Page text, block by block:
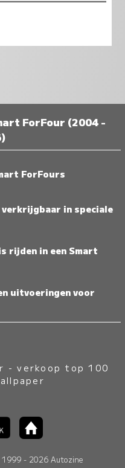
ForFour (2004 -
ForFours
in speciale
rijden in een Smart
uitvoeringen voor
-verkoop top 100
1999 - 2026 Autozine